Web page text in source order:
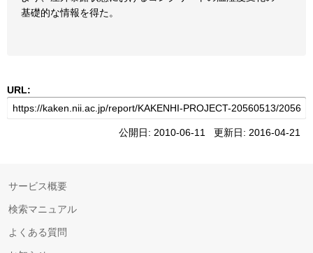
基礎的な情報を得た。
URL:
公開日: 2010-06-11 更新日: 2016-04-21
サービス概要
検索マニュアル
よくある質問